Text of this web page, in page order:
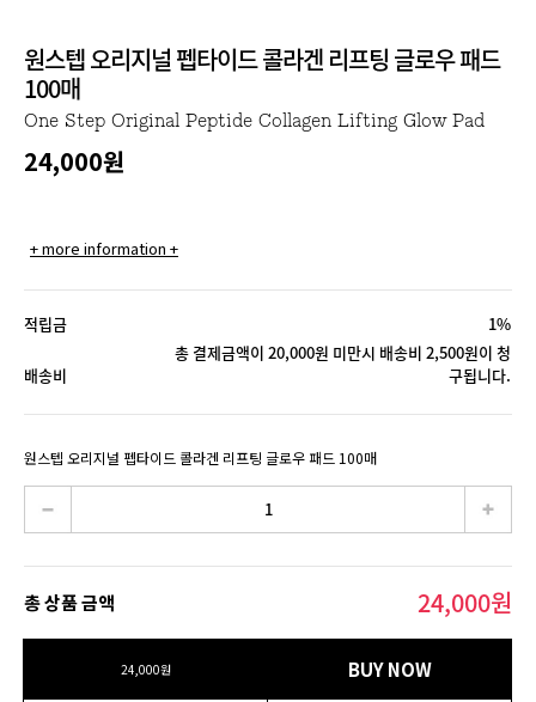
원스텝 오리지널 펩타이드 콜라겐 리프팅 글로우 패드
100매
One Step Original Peptide Collagen Lifting Glow Pad
24,000원
+ more information +
적립금 1%
배송비
총 결제금액이 20,000원 미만시 배송비 2,500원이 청
구됩니다.
원스텝 오리지널 펩타이드 콜라겐 리프팅 글로우 패드 100매
총 상품 금액 24,000원
24,000원 BUY NOW